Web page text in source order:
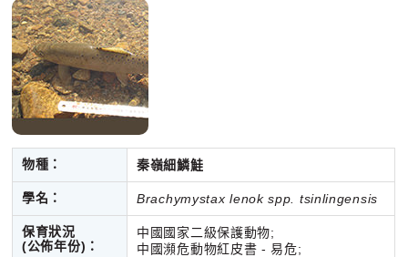
物種： 秦嶺細鱗鮭
學名： Brachymystax lenok spp. tsinlingensis
保育狀況
(公佈年份)：
中國國家二級保護動物;
中國瀕危動物紅皮書 - 易危;